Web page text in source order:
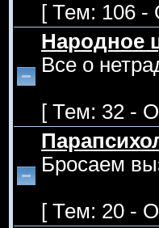
[ Тем: 106 -
Народное
Все о
[ Тем: 32 -
Бросаем
[ Тем: 20 -